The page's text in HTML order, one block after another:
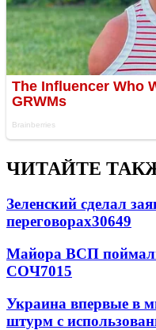
ЧИТАЙТЕ
Зеленский сделал
переговорах30649
Майора ВСП
СОЧ7015
Украина впервые в
штурм с